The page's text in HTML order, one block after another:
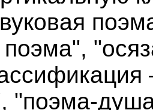
поэма",
"поэма-